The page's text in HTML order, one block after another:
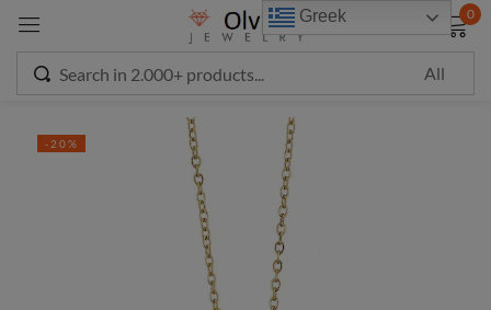
0
-20%
Greek
Sign in
modal-check